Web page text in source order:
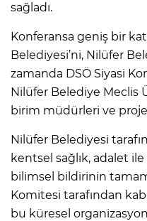
sağladı.
Konferansa geniş bir
Belediyesi’ni, Nilüfer
zamanda DSÖ Siyasi
Nilüfer Belediye Meclis
birim müdürleri ve
Nilüfer Belediyesi
kentsel sağlık, adalet ile
bilimsel bildirinin
Komitesi tarafından
bu küresel